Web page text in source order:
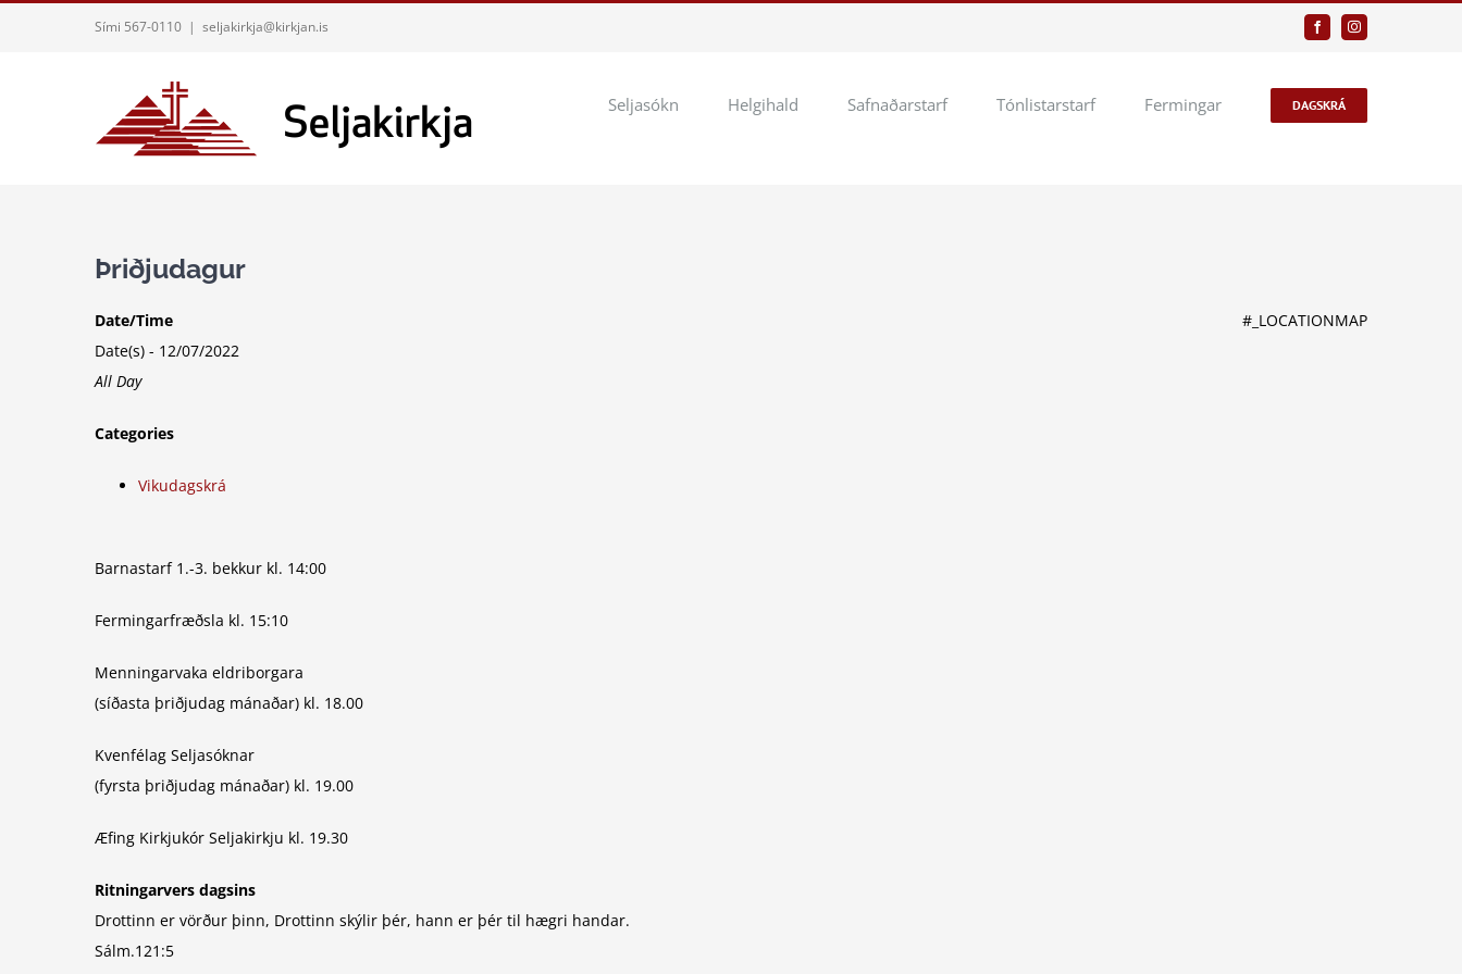
Sími 567-0110 | seljakirkja@kirkjan.is FacebookInstagram
Seljasókn Helgihald Safnaðarstarf Tónlistarstarf Fermingar DAGSKRÁ
Þriðjudagur
#_LOCATIONMAP
Date/Time
Date(s) - 12/07/2022
All Day
Categories
Vikudagskrá
Barnastarf 1.-3. bekkur kl. 14:00
Fermingarfræðsla kl. 15:10
Menningarvaka eldriborgara
(síðasta þriðjudag mánaðar) kl. 18.00
Kvenfélag Seljasóknar
(fyrsta þriðjudag mánaðar) kl. 19.00
Æfing Kirkjukór Seljakirkju kl. 19.30
Ritningarvers dagsins
Drottinn er vörður þinn, Drottinn skýlir þér, hann er þér til hægri handar.
Sálm.121:5